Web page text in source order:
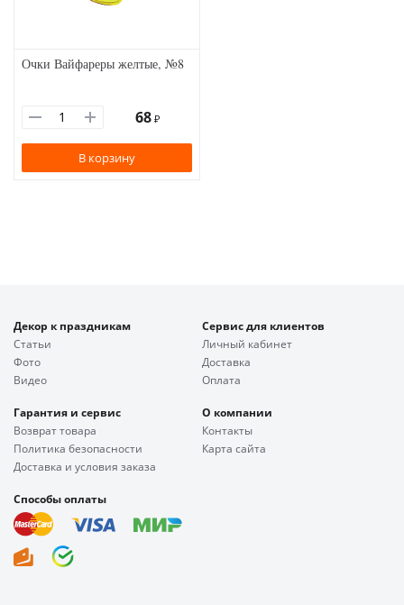
Очки Вайфареры желтые, №8
68 ₽
В корзину
Декор к праздникам
Статьи
Фото
Видео
Сервис для клиентов
Личный кабинет
Доставка
Оплата
Гарантия и сервис
Возврат товара
Политика безопасности
Доставка и условия заказа
О компании
Контакты
Карта сайта
Способы оплаты